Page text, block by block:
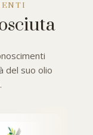
del suo olio